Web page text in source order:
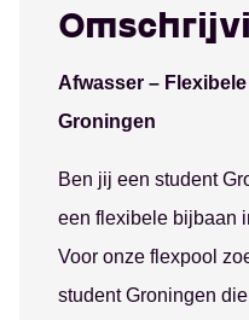
Emmen
Leeuwarden
Afwasser –
Groningen
Ben jij een student
een flexibele bijbaan
Voor onze flexpool
student Groningen